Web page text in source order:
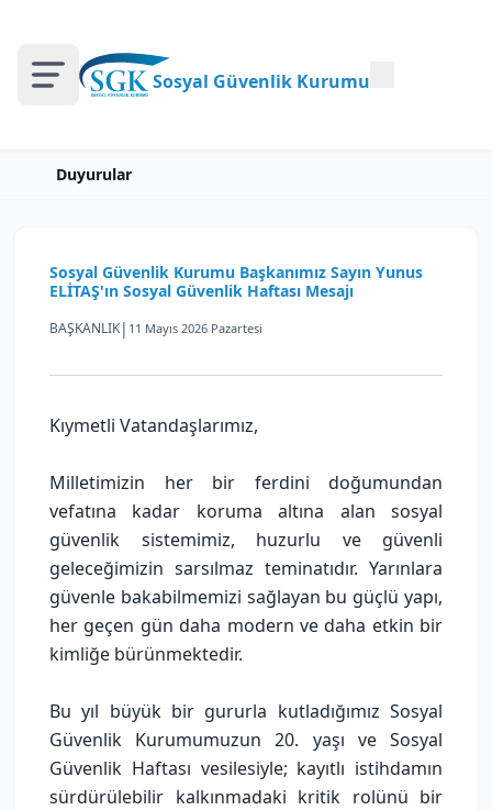
Sosyal Güvenlik Kurumu
Duyurular
Sosyal Güvenlik Kurumu Başkanımız Sayın Yunus
ELİTAŞ'ın Sosyal Güvenlik Haftası Mesajı
BAŞKANLIK| 11 Mayıs 2026 Pazartesi
Kıymetli Vatandaşlarımız,
Milletimizin her bir ferdini doğumundan
vefatına kadar koruma altına alan sosyal
güvenlik sistemimiz, huzurlu ve güvenli
geleceğimizin sarsılmaz teminatıdır. Yarınlara
güvenle bakabilmemizi sağlayan bu güçlü yapı,
her geçen gün daha modern ve daha etkin bir
kimliğe bürünmektedir.
Bu yıl büyük bir gururla kutladığımız Sosyal
Güvenlik Kurumumuzun 20. yaşı ve Sosyal
Güvenlik Haftası vesilesiyle; kayıtlı istihdamın
sürdürülebilir kalkınmadaki kritik rolünü bir